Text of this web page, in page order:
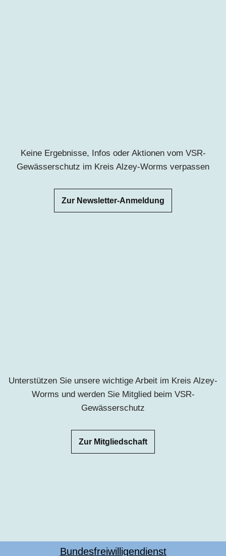
Keine Ergebnisse, Infos oder Aktionen vom VSR-
Gewässerschutz im Kreis Alzey-Worms verpassen
Zur Newsletter-Anmeldung
Unterstützen Sie unsere wichtige Arbeit im Kreis Alzey-
Worms und werden Sie Mitglied beim VSR-
Gewässerschutz
Zur Mitgliedschaft
Bundesfreiwilligendienst